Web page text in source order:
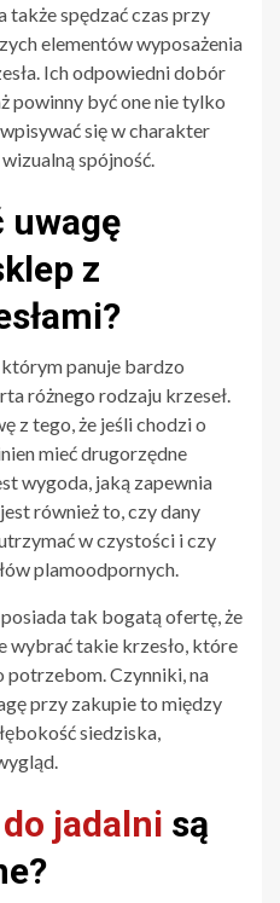
także spędzać czas przy
elementów wyposażenia
Ich odpowiedni dobór
powinny być one nie tylko
się w charakter
spójność.
uwagę
z
panuje bardzo
różnego rodzaju krzeseł.
z tego, że jeśli chodzi o
mieć drugorzędne
wygoda, jaką zapewnia
również to, czy dany
w czystości i czy
plamoodpornych.
tak bogatą ofertę, że
wybrać takie krzesło, które
Czynniki, na
przy zakupie to między
siedziska,
do jadalni są